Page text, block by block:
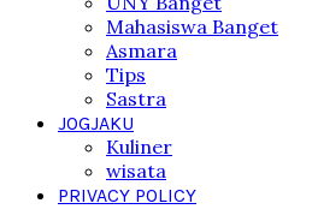
Mahasiswa Banget
Asmara
Tips
Sastra
JOGJAKU
Kuliner
wisata
PRIVACY POLICY